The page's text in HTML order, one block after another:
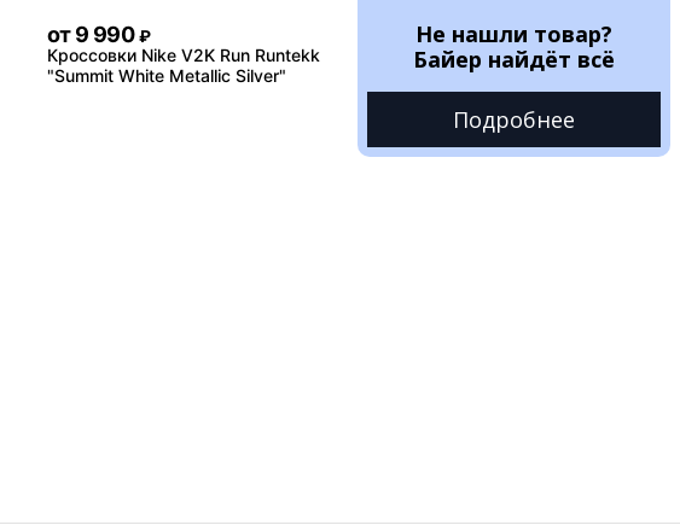
от 9 990 ₽
Кроссовки Nike V2K Run Runtekk
"Summit White Metallic Silver"
Не нашли товар?
Байер найдёт всё
Подробнее